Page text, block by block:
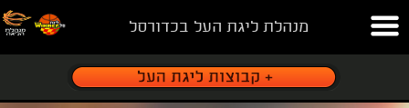
מנהלת ליגת העל בכדורסל